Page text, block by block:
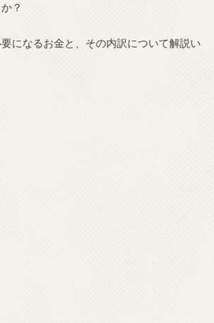
？
になるお金と、その内訳について解説い